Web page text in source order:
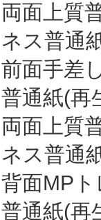
両面上質
ネス普通
前面手差
普通紙(再
両面上質
ネス普通
背面MP
普通紙(再